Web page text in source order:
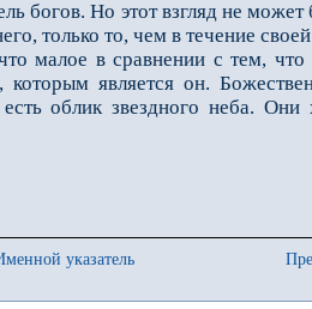
богов. Но этот взгляд не
только то, чем в течение
малое в сравнении с тем,
является он.
облик звездного неба.
указатель